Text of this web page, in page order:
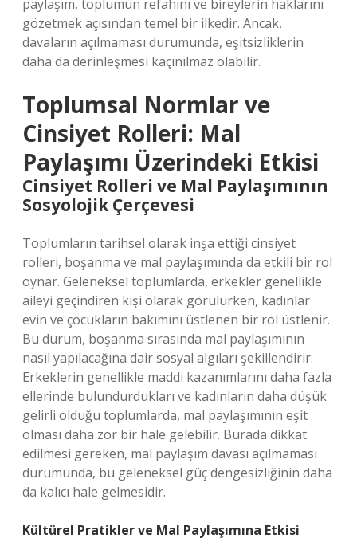
paylaşım, toplumun refahını ve bireylerin haklarını
gözetmek açısından temel bir ilkedir. Ancak,
davaların açılmaması durumunda, eşitsizliklerin
daha da derinleşmesi kaçınılmaz olabilir.
Toplumsal Normlar ve
Cinsiyet Rolleri: Mal
Paylaşımı Üzerindeki Etkisi
Cinsiyet Rolleri ve Mal Paylaşımının
Sosyolojik Çerçevesi
Toplumların tarihsel olarak inşa ettiği cinsiyet
rolleri, boşanma ve mal paylaşımında da etkili bir rol
oynar. Geleneksel toplumlarda, erkekler genellikle
aileyi geçindiren kişi olarak görülürken, kadınlar
evin ve çocukların bakımını üstlenen bir rol üstlenir.
Bu durum, boşanma sırasında mal paylaşımının
nasıl yapılacağına dair sosyal algıları şekillendirir.
Erkeklerin genellikle maddi kazanımlarını daha fazla
ellerinde bulundurdukları ve kadınların daha düşük
gelirli olduğu toplumlarda, mal paylaşımının eşit
olması daha zor bir hale gelebilir. Burada dikkat
edilmesi gereken, mal paylaşım davası açılmaması
durumunda, bu geleneksel güç dengesizliğinin daha
da kalıcı hale gelmesidir.
Kültürel Pratikler ve Mal Paylaşımına Etkisi